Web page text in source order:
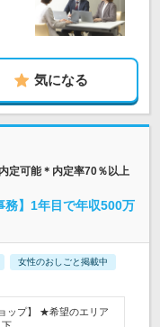
気になる
定可能＊内定率70％以上
務】1年目で年収500万
女性のおしごと掲載中
ップ】 ★希望のエリア